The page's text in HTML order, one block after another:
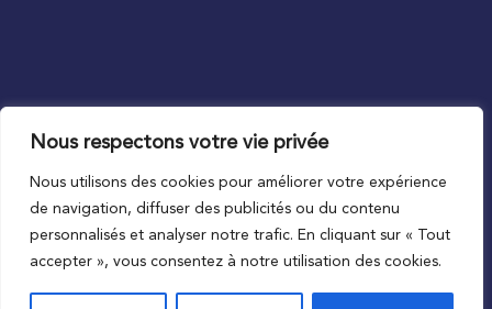
Nous respectons votre vie privée
Nous utilisons des cookies pour améliorer votre expérience
de navigation, diffuser des publicités ou du contenu
personnalisés et analyser notre trafic. En cliquant sur « Tout
accepter », vous consentez à notre utilisation des cookies.
Au plus proche du local